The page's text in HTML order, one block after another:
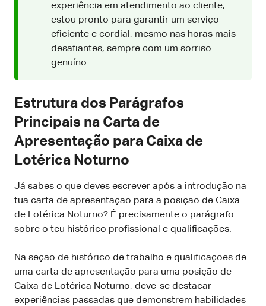
experiência em atendimento ao cliente,
estou pronto para garantir um serviço
eficiente e cordial, mesmo nas horas mais
desafiantes, sempre com um sorriso
genuíno.
Estrutura dos Parágrafos
Principais na Carta de
Apresentação para Caixa de
Lotérica Noturno
Já sabes o que deves escrever após a introdução na
tua carta de apresentação para a posição de Caixa
de Lotérica Noturno? É precisamente o parágrafo
sobre o teu histórico profissional e qualificações.
Na seção de histórico de trabalho e qualificações de
uma carta de apresentação para uma posição de
Caixa de Lotérica Noturno, deve-se destacar
experiências passadas que demonstrem habilidades